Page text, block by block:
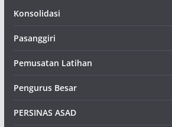
Konsolidasi
Pasanggiri
Pemusatan Latihan
Pengurus Besar
PERSINAS ASAD